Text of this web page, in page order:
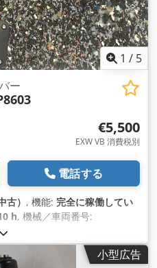
1 / 5
ー
€5,500
EXW VB 消費税別
電話する
古） , 機能: 完全に稼働してい
h, 機械／車両番号:
に機能するデモ ツール インベ
シカゴ空気圧コードレス
付きデモツール + バッテリー 2
小型広告